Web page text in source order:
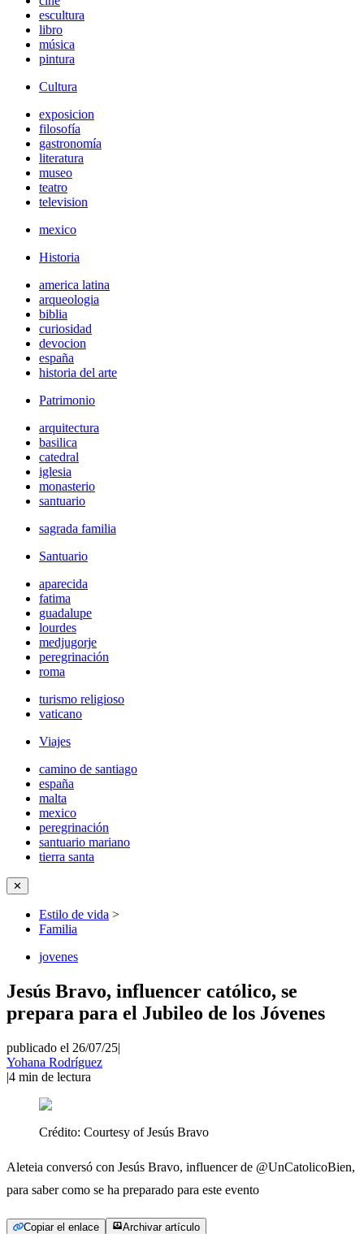
escultura
libro
música
pintura
Cultura
exposicion
filosofía
gastronomía
literatura
museo
teatro
television
mexico
Historia
america latina
arqueologia
biblia
curiosidad
devocion
españa
historia del arte
Patrimonio
arquitectura
basilica
catedral
iglesia
monasterio
santuario
sagrada familia
Santuario
aparecida
fatima
guadalupe
lourdes
medjugorje
peregrinación
roma
turismo religioso
vaticano
Viajes
camino de santiago
españa
malta
mexico
peregrinación
santuario mariano
tierra santa
✕
Estilo de vida >
Familia
jovenes
Jesús Bravo, influencer católico, se
prepara para el Jubileo de los Jóvenes
publicado el 26/07/25|
Yohana Rodríguez
|4 min de lectura
Crédito: Courtesy of Jesús Bravo
Aleteia conversó con Jesús Bravo, influencer de @UnCatolicoBien,
para saber como se ha preparado para este evento
Copiar el enlace Archivar artículo